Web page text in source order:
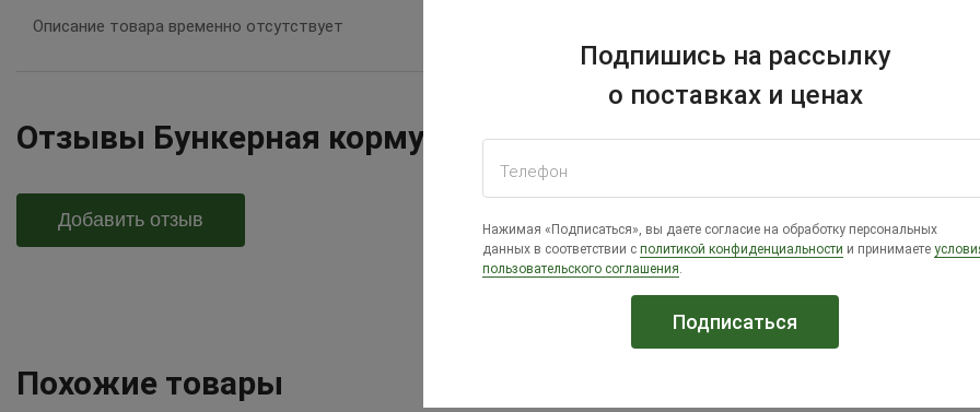
Описание товара временно отсутствует
Отзывы Бункерная кормушка для кроликов и с/х птицы
Добавить отзыв
Похожие товары
Подпишись на рассылку
о поставках и ценах
Телефон
Нажимая «Подписаться», вы даете согласие на обработку персональных
данных в соответствии с политикой конфиденциальности и принимаете
пользовательского соглашения.